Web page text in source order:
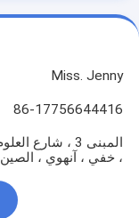
Miss. Jenny
86-17756644416
، خفي ، آنهوي ، الصين